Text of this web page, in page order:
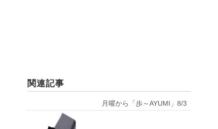
関連記事
月曜から「歩～AYUMI」8/3